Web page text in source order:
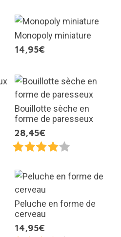
Monopoly miniature
14,95€
Bouillotte sèche en
forme de paresseux
28,45€
Peluche en forme de
cerveau
14,95€